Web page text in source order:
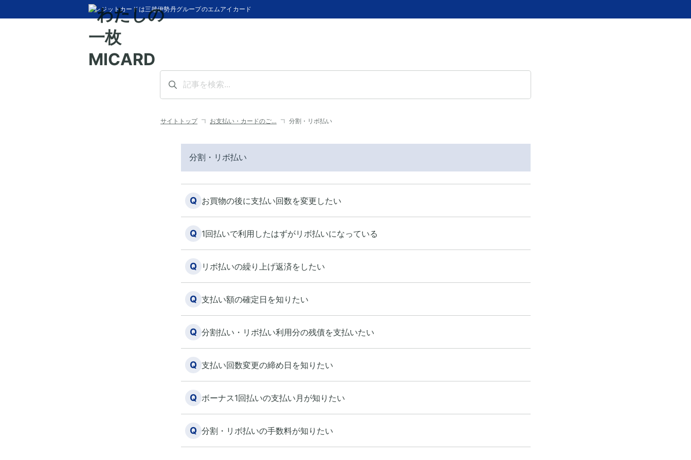
クレジットカードは三越伊勢丹グループのエムアイカード
サイトトップ お支払い・カードのご… 分割・リボ払い
分割・リボ払い
Q お買物の後に支払い回数を変更したい
Q 1回払いで利用したはずがリボ払いになっている
Q リボ払いの繰り上げ返済をしたい
Q 支払い額の確定日を知りたい
Q 分割払い・リボ払い利用分の残債を支払いたい
Q 支払い回数変更の締め日を知りたい
Q ボーナス1回払いの支払い月が知りたい
Q 分割・リボ払いの手数料が知りたい